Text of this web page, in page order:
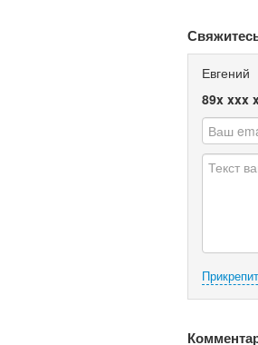
Евгений
89x xxx